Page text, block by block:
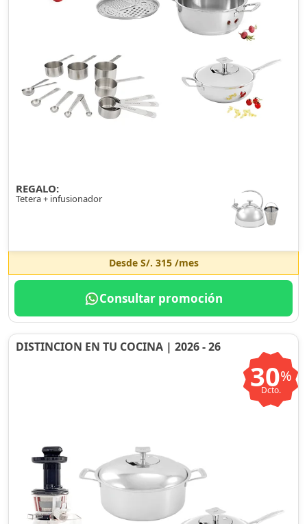
REGALO:
Tetera + infusionador
Desde S/. 315/mes
Consultar promoción
DISTINCION EN TU COCINA | 2026 - 26
30%
Dcto.